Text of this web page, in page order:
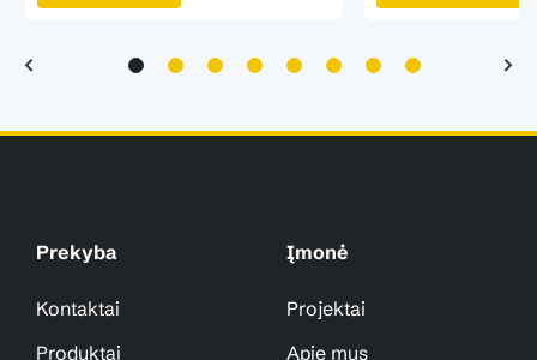
Prekyba
Kontaktai
Produktai
Įmonė
Projektai
Apie mus